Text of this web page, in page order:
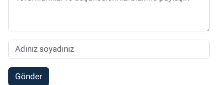
Gönder